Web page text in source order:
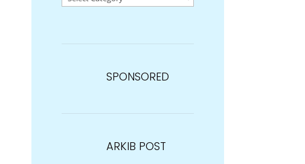
SPONSORED
ARKIB POST